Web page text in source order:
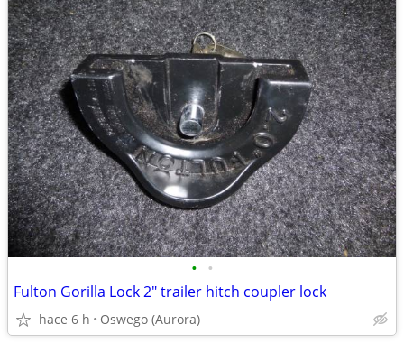
• •
Fulton Gorilla Lock 2" trailer hitch coupler lock
hace 6 h Oswego (Aurora)